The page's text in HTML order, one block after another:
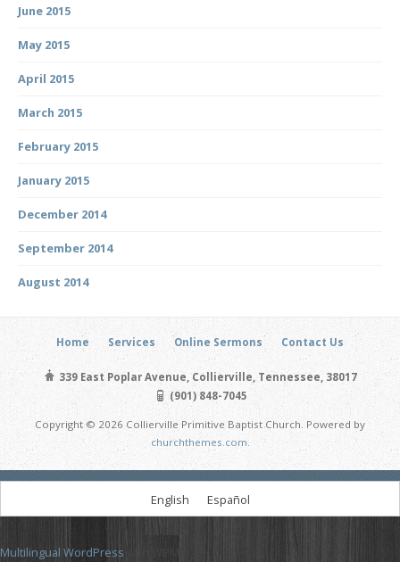
June 2015
May 2015
April 2015
March 2015
February 2015
January 2015
December 2014
September 2014
August 2014
Home Services Online Sermons Contact Us
339 East Poplar Avenue, Collierville, Tennessee, 38017
(901) 848-7045
Copyright © 2026 Collierville Primitive Baptist Church. Powered by
churchthemes.com.
English Español
Multilingual WordPress with WPML